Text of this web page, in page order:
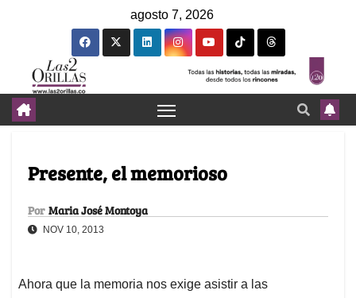
agosto 7, 2026
Presente, el memorioso
Por Maria José Montoya
NOV 10, 2013
Ahora que la memoria nos exige asistir a las